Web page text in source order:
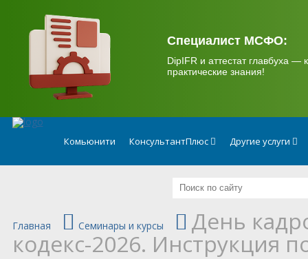
Специалист МСФО:
DipIFR и аттестат главбуха —
практические знания!
Комьюнити КонсультантПлюс Другие услуги
Главная Семинары и курсы День
кодекс-2026. Инструкция